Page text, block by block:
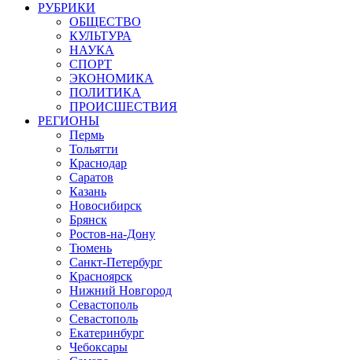
РУБРИКИ
ОБЩЕСТВО
КУЛЬТУРА
НАУКА
СПОРТ
ЭКОНОМИКА
ПОЛИТИКА
ПРОИСШЕСТВИЯ
РЕГИОНЫ
Пермь
Тольятти
Краснодар
Саратов
Казань
Новосибирск
Брянск
Ростов-на-Дону
Тюмень
Санкт-Петербург
Красноярск
Нижний Новгород
Севастополь
Севастополь
Екатеринбург
Чебоксары